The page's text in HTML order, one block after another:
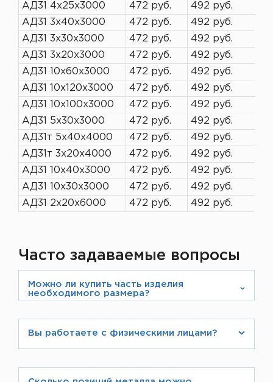
АД31 4х25х3000
472 руб.
492 руб.
АД31 3х40х3000
472 руб.
492 руб.
АД31 3х30х3000
472 руб.
492 руб.
АД31 3х20х3000
472 руб.
492 руб.
АД31 10х60х3000
472 руб.
492 руб.
АД31 10х120х3000
472 руб.
492 руб.
АД31 10х100х3000
472 руб.
492 руб.
АД31 5х30х3000
472 руб.
492 руб.
АД31т 5х40х4000
472 руб.
492 руб.
АД31т 3х20х4000
472 руб.
492 руб.
АД31 10х40х3000
472 руб.
492 руб.
АД31 10х30х3000
472 руб.
492 руб.
АД31 2х20х6000
472 руб. 492 руб.
Часто задаваемые вопросы
Можно ли купить часть изделия
необходимого размера?
и производством листов нестандартной длины,
https://listmet.ru/about/production/
Вы работаете с физическими лицами?
заполняете свои данные как физическое лицо.